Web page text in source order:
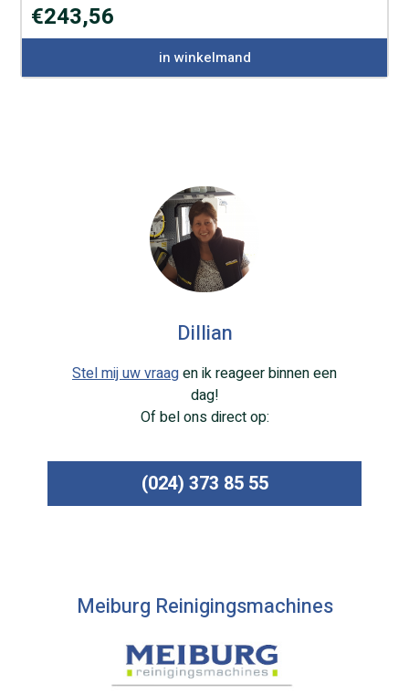
€243,56
in winkelmand
Dillian
Stel mij uw vraagen ik reageer binnen een
dag!
Of bel ons direct op:
(024) 373 85 55
Meiburg Reinigingsmachines